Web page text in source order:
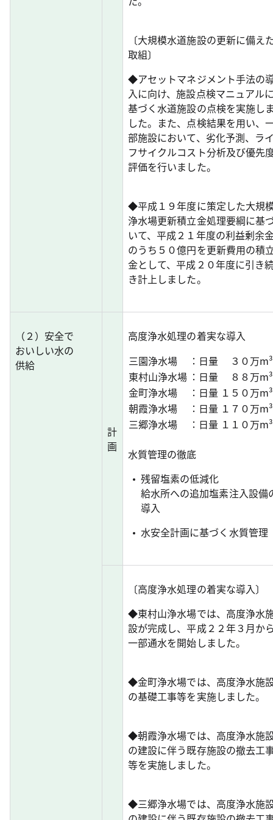
〔大規模水道施設の更新に備え
取組〕
◆アセットマネジメント手法の
入に向け、施設点検マニュアル
基づく水道施設の点検を実施し
した。また、点検結果を用い、
部施設において、劣化予測、ラ
フサイクルコスト分析及び優先
評価を行いました。
◆平成１９年度に策定した大規
浄水場更新積立金処理要綱に基
いて、平成２１年度の利益剰余
のうち５０億円を更新費用の積
金として、平成２０年度に引き
き計上しました。
（２）安全で
おいしい水の
供給
計
画
高度浄水処理の着実な導入
三園浄水場
：日量
３０万m³
東村山浄水場 ：日量
８８万m³
金町浄水場
：日量 １５０万m³
朝霞浄水場
：日量 １７０万m³
三郷浄水場
：日量 １１０万m³
水質管理の徹底
残留塩素の低減化
給水所への追加塩素注入設備
導入
水安全計画に基づく水質管理
〔高度浄水処理の着実な導入〕
◆東村山浄水場では、高度浄水
設が完成し、平成２２年３月か
一部通水を開始しました。
◆金町浄水場では、高度浄水施
の基礎工事等を実施しました。
◆朝霞浄水場では、高度浄水施
の建設に伴う既存施設の撤去工
等を実施しました。
◆三郷浄水場では、高度浄水施